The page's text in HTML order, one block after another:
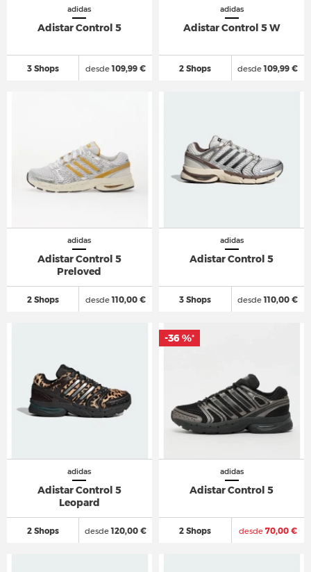
adidas
Adistar Control 5
3 Shops desde109,99 €
adidas
Adistar Control 5 W
2 Shops desde109,99 €
adidas
Adistar Control 5
Preloved
2 Shops desde110,00 €
adidas
Adistar Control 5
3 Shops desde110,00 €
adidas
Adistar Control 5
Leopard
2 Shops desde120,00 €
adidas
Adistar Control 5
2 Shops desde70,00 €
-36 %*